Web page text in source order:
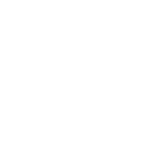
です。
ありません。
です。